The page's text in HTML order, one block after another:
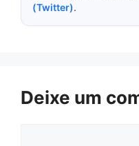
(Twitter).
Deixe um